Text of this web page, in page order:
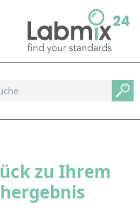
für die Industrie und Geologie
zu Ihrem